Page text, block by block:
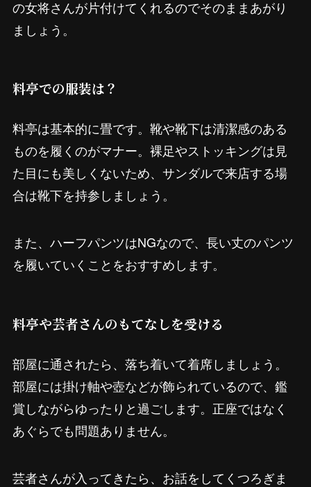
の女将さんが片付けてくれるのでそのままあがり
ましょう。
料亭での服装は？
料亭は基本的に畳です。靴や靴下は清潔感のある
ものを履くのがマナー。裸足やストッキングは見
た目にも美しくないため、サンダルで来店する場
合は靴下を持参しましょう。
また、ハーフパンツはNGなので、長い丈のパンツ
を履いていくことをおすすめします。
料亭や芸者さんのもてなしを受ける
部屋に通されたら、落ち着いて着席しましょう。
部屋には掛け軸や壺などが飾られているので、鑑
賞しながらゆったりと過ごします。正座ではなく
あぐらでも問題ありません。
芸者さんが入ってきたら、お話をしてくつろぎま